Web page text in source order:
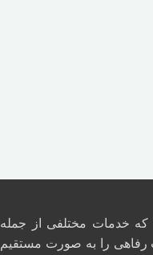
خدمات مختلفی از جمله
رفاهی را به صورت مستقیم